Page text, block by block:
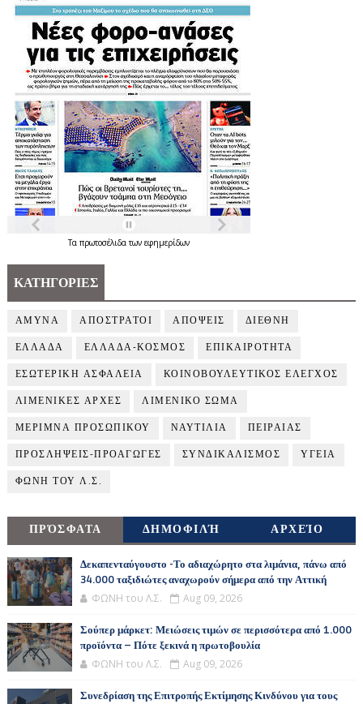
Τα πρωτοσέλιδατων εφημερίδων
ΚΑΤΗΓΟΡΙΕΣ
ΑΜΥΝΑ ΑΠΟΣΤΡΑΤΟΙ ΑΠΟΨΕΙΣ ΔΙΕΘΝΗ
ΕΛΛΑΔΑ ΕΛΛΑΔΑ-ΚΟΣΜΟΣ ΕΠΙΚΑΙΡΟΤΗΤΑ
ΕΣΩΤΕΡΙΚΗ ΑΣΦΑΛΕΙΑ ΚΟΙΝΟΒΟΥΛΕΥΤΙΚΟΣ ΕΛΕΓΧΟΣ
ΛΙΜΕΝΙΚΕΣ ΑΡΧΕΣ ΛΙΜΕΝΙΚΟ ΣΩΜΑ
ΜΕΡΙΜΝΑ ΠΡΟΣΩΠΙΚΟΥ ΝΑΥΤΙΛΙΑ ΠΕΙΡΑΙΑΣ
ΠΡΟΣΛΗΨΕΙΣ-ΠΡΟΑΓΩΓΕΣ ΣΥΝΔΙΚΑΛΙΣΜΟΣ ΥΓΕΙΑ
ΦΩΝΗ ΤΟΥ Λ.Σ.
ΠΡΌΣΦΑΤΑ ΔΗΜΟΦΙΛΉ ΑΡΧΕΊΟ
Δεκαπενταύγουστο -Το αδιαχώρητο στα λιμάνια, πάνω από
34.000 ταξιδιώτες αναχωρούν σήμερα από την Αττική
ΦΩΝΗ του Λ.Σ. Aug 09, 2026
Σούπερ μάρκετ: Μειώσεις τιμών σε περισσότερα από 1.000
προϊόντα – Πότε ξεκινά η πρωτοβουλία
ΦΩΝΗ του Λ.Σ. Aug 09, 2026
Συνεδρίαση της Επιτροπής Εκτίμησης Κινδύνου για τους